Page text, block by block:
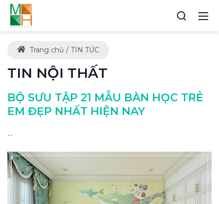
Trang chủ TIN TỨC
TIN NỘI THẤT
BỘ SƯU TẬP 21 MẪU BÀN HỌC TRẺ
EM ĐẸP NHẤT HIỆN NAY
--